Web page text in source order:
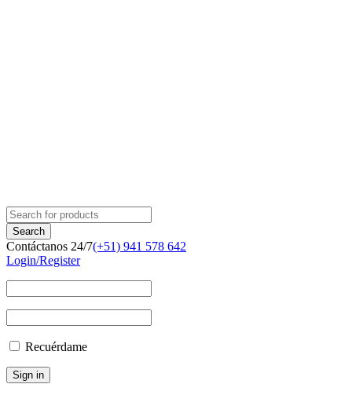
Contáctanos 24/7(+51) 941 578 642
Login/Register
Recuérdame